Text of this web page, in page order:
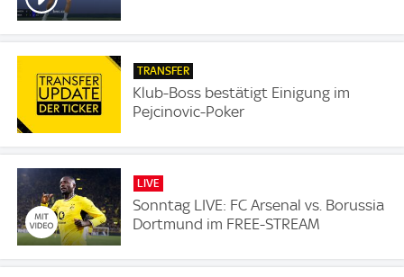
TRANSFER
Klub-Boss bestätigt Einigung im
Pejcinovic-Poker
LIVE
Sonntag LIVE: FC Arsenal vs. Borussia
Dortmund im FREE-STREAM